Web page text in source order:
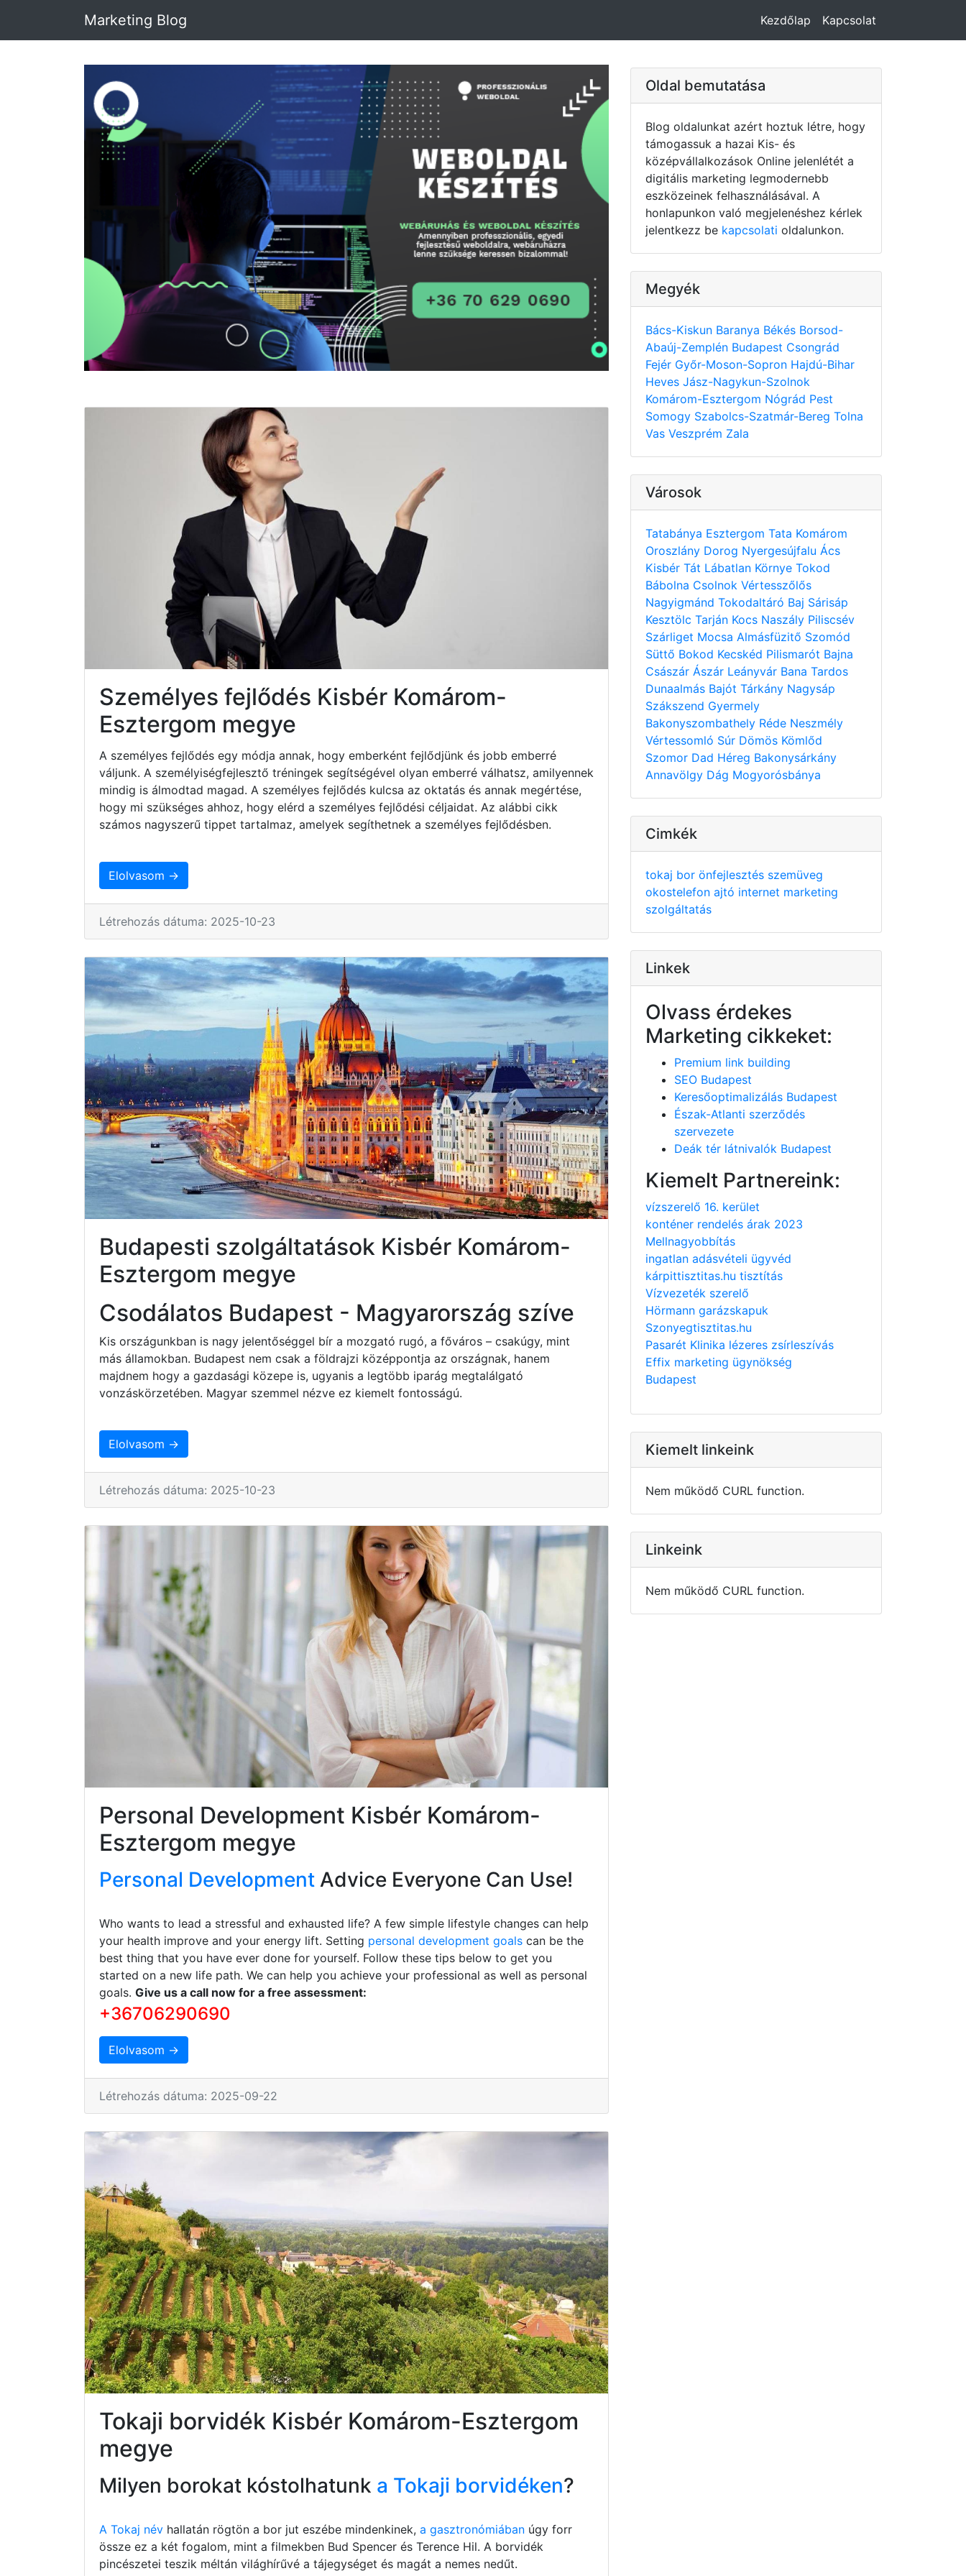
Marketing Blog Kezdőlap Kapcsolat
Személyes fejlődés Kisbér Komárom-
Esztergom megye
A személyes fejlődés egy módja annak, hogy emberként fejlődjünk és jobb emberré
váljunk. A személyiségfejlesztő tréningek segítségével olyan emberré válhatsz, amilyennek
mindig is álmodtad magad. A személyes fejlődés kulcsa az oktatás és annak megértése,
hogy mi szükséges ahhoz, hogy elérd a személyes fejlődési céljaidat. Az alábbi cikk
számos nagyszerű tippet tartalmaz, amelyek segíthetnek a személyes fejlődésben.
Elolvasom →
Létrehozás dátuma: 2025-10-23
Budapesti szolgáltatások Kisbér Komárom-
Esztergom megye
Csodálatos Budapest - Magyarország szíve
Kis országunkban is nagy jelentőséggel bír a mozgató rugó, a főváros – csakúgy, mint
más államokban. Budapest nem csak a földrajzi középpontja az országnak, hanem
majdnem hogy a gazdasági közepe is, ugyanis a legtöbb iparág megtalálgató
vonzáskörzetében. Magyar szemmel nézve ez kiemelt fontosságú.
Elolvasom →
Létrehozás dátuma: 2025-10-23
Personal Development Kisbér Komárom-
Esztergom megye
Personal Development Advice Everyone Can Use!
Who wants to lead a stressful and exhausted life? A few simple lifestyle changes can help
your health improve and your energy lift. Setting personal development goals can be the
best thing that you have ever done for yourself. Follow these tips below to get you
started on a new life path. We can help you achieve your professional as well as personal
goals. Give us a call now for a free assessment:
+36706290690
Elolvasom →
Létrehozás dátuma: 2025-09-22
Tokaji borvidék Kisbér Komárom-Esztergom
megye
Milyen borokat kóstolhatunk a Tokaji borvidéken?
A Tokaj név hallatán rögtön a bor jut eszébe mindenkinek, a gasztronómiában úgy forr
össze ez a két fogalom, mint a filmekben Bud Spencer és Terence Hil. A borvidék
pincészetei teszik méltán világhírűvé a tájegységet és magát a nemes nedűt.
Oldal bemutatása
Blog oldalunkat azért hoztuk létre, hogy
támogassuk a hazai Kis- és
középvállalkozások Online jelenlétét a
digitális marketing legmodernebb
eszközeinek felhasználásával. A
honlapunkon való megjelenéshez kérlek
jelentkezz be kapcsolati oldalunkon.
Megyék
Bács-Kiskun Baranya Békés Borsod-
Abaúj-Zemplén Budapest Csongrád
Fejér Győr-Moson-Sopron Hajdú-Bihar
Heves Jász-Nagykun-Szolnok
Komárom-Esztergom Nógrád Pest
Somogy Szabolcs-Szatmár-Bereg Tolna
Vas Veszprém Zala
Városok
Tatabánya Esztergom Tata Komárom
Oroszlány Dorog Nyergesújfalu Ács
Kisbér Tát Lábatlan Környe Tokod
Bábolna Csolnok Vértesszőlős
Nagyigmánd Tokodaltáró Baj Sárisáp
Kesztölc Tarján Kocs Naszály Piliscsév
Szárliget Mocsa Almásfüzitő Szomód
Süttő Bokod Kecskéd Pilismarót Bajna
Császár Ászár Leányvár Bana Tardos
Dunaalmás Bajót Tárkány Nagysáp
Szákszend Gyermely
Bakonyszombathely Réde Neszmély
Vértessomló Súr Dömös Kömlőd
Szomor Dad Héreg Bakonysárkány
Annavölgy Dág Mogyorósbánya
Cimkék
tokaj bor önfejlesztés szemüveg
okostelefon ajtó internet marketing
szolgáltatás
Linkek
Olvass érdekes
Marketing cikkeket:
Premium link building
SEO Budapest
Keresőoptimalizálás Budapest
Észak-Atlanti szerződés
szervezete
Deák tér látnivalók Budapest
Kiemelt Partnereink:
vízszerelő 16. kerület
konténer rendelés árak 2023
Mellnagyobbítás
ingatlan adásvételi ügyvéd
kárpittisztitas.hu tisztítás
Vízvezeték szerelő
Hörmann garázskapuk
Szonyegtisztitas.hu
Pasarét Klinika lézeres zsírleszívás
Effix marketing ügynökség
Budapest
Kiemelt linkeink
Nem működő CURL function.
Linkeink
Nem működő CURL function.